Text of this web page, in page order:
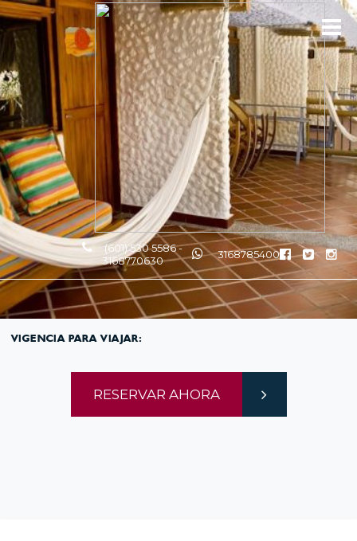
(601) 530 5586 -
3168770630
3168785400
VIGENCIA PARA VIAJAR:
RESERVAR AHORA